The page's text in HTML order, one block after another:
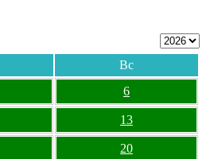
Вс
6
13
20